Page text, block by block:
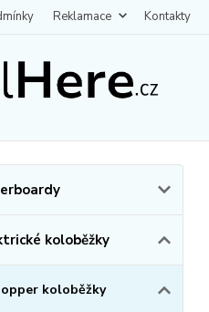
Reklamace Kontakty
koloběžky
koloběžky